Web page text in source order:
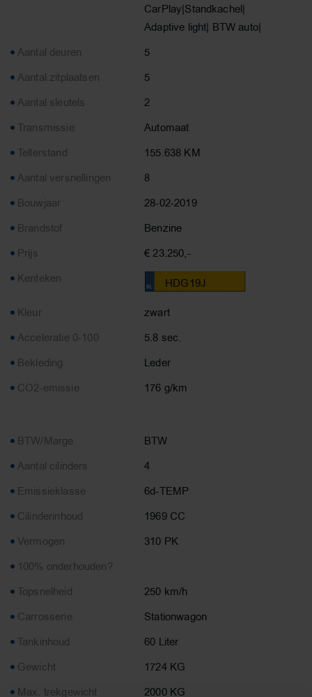
CarPlay|Standkachel|
Adaptive light| BTW auto|
Aantal deuren
5
Aantal zitplaatsen
5
Aantal sleutels
2
Transmissie
Automaat
Tellerstand
155.638 KM
Aantal versnellingen
8
Bouwjaar
28-02-2019
Brandstof
Benzine
Prijs
€ 23.250,-
Kenteken
HDG19J
Kleur
zwart
Acceleratie 0-100
5.8 sec.
Bekleding
Leder
CO2-emissie
176 g/km
BTW/Marge
BTW
Aantal cilinders
4
Emissieklasse
6d-TEMP
Cilinderinhoud
1969 CC
Vermogen
310 PK
100% onderhouden?
Topsnelheid
250 km/h
Carrosserie
Stationwagon
Tankinhoud
60 Liter
Gewicht
1724 KG
Max. trekgewicht
2000 KG